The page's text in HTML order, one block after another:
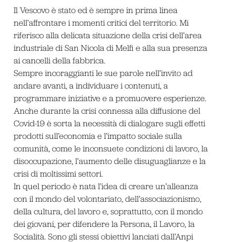
Il Vescovo è stato ed è sempre in prima linea
nell’affrontare i momenti critici del territorio. Mi
riferisco alla delicata situazione della crisi dell’area
industriale di San Nicola di Melfi e alla sua presenza
ai cancelli della fabbrica.
Sempre incoraggianti le sue parole nell’invito ad
andare avanti, a individuare i contenuti, a
programmare iniziative e a promuovere esperienze.
Anche durante la crisi connessa alla diffusione del
Covid-19 è sorta la necessità di dialogare sugli effetti
prodotti sull’economia e l’impatto sociale sulla
comunità, come le inconsuete condizioni di lavoro, la
disoccupazione, l’aumento delle disuguaglianze e la
crisi di moltissimi settori.
In quel periodo è nata l’idea di creare un’alleanza
con il mondo del volontariato, dell’associazionismo,
della cultura, del lavoro e, soprattutto, con il mondo
dei giovani, per difendere la Persona, il Lavoro, la
Socialità. Sono gli stessi obiettivi lanciati dall’Anpi